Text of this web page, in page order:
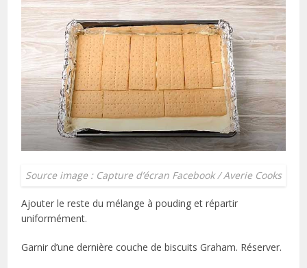
Source image : Capture d’écran Facebook / Averie Cooks
Ajouter le reste du mélange à pouding et répartir
uniformément.
Garnir d’une dernière couche de biscuits Graham. Réserver.